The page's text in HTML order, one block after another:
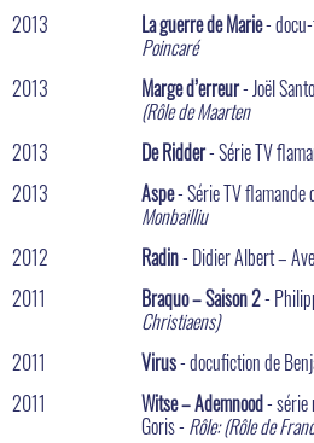
2013
La guerre de Marie-
Poincaré
2013
Marge d’erreur- Joël
(Rôle de Maarten
2013
De Ridder- Série TV
2013
Aspe- Série TV flamande
Monbailliu
2012
Radin- Didier Albert –
2011
Braquo – Saison 2-
Christiaens)
2011
Virus- docufiction de
2011
Witse – Ademnood- série
Goris - Rôle: (Rôle de